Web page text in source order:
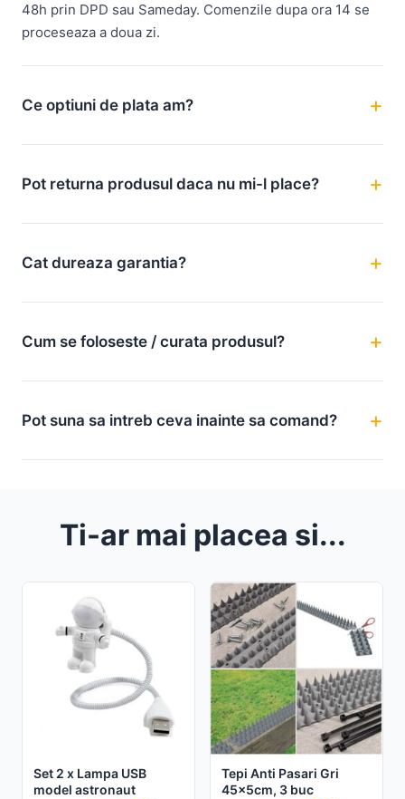
48h prin DPD sau Sameday. Comenzile dupa ora 14 se
proceseaza a doua zi.
Ce optiuni de plata am?
Pot returna produsul daca nu mi-l place?
Cat dureaza garantia?
Cum se foloseste / curata produsul?
Pot suna sa intreb ceva inainte sa comand?
Ti-ar mai placea si...
Set 2 x Lampa USB
model astronaut
Tepi Anti Pasari Gri
45x5cm, 3 buc